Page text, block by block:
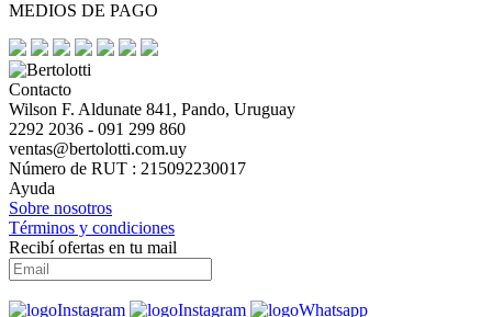
MEDIOS DE PAGO
Contacto
Wilson F. Aldunate 841, Pando, Uruguay
2292 2036 - 091 299 860
ventas@bertolotti.com.uy
Número de RUT : 215092230017
Ayuda
Sobre nosotros
Términos y condiciones
Recibí ofertas en tu mail